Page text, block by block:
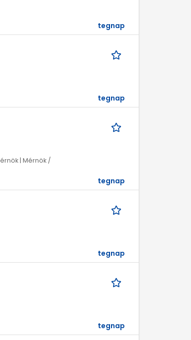
tegnap
tegnap
| Mérnök /
tegnap
tegnap
tegnap